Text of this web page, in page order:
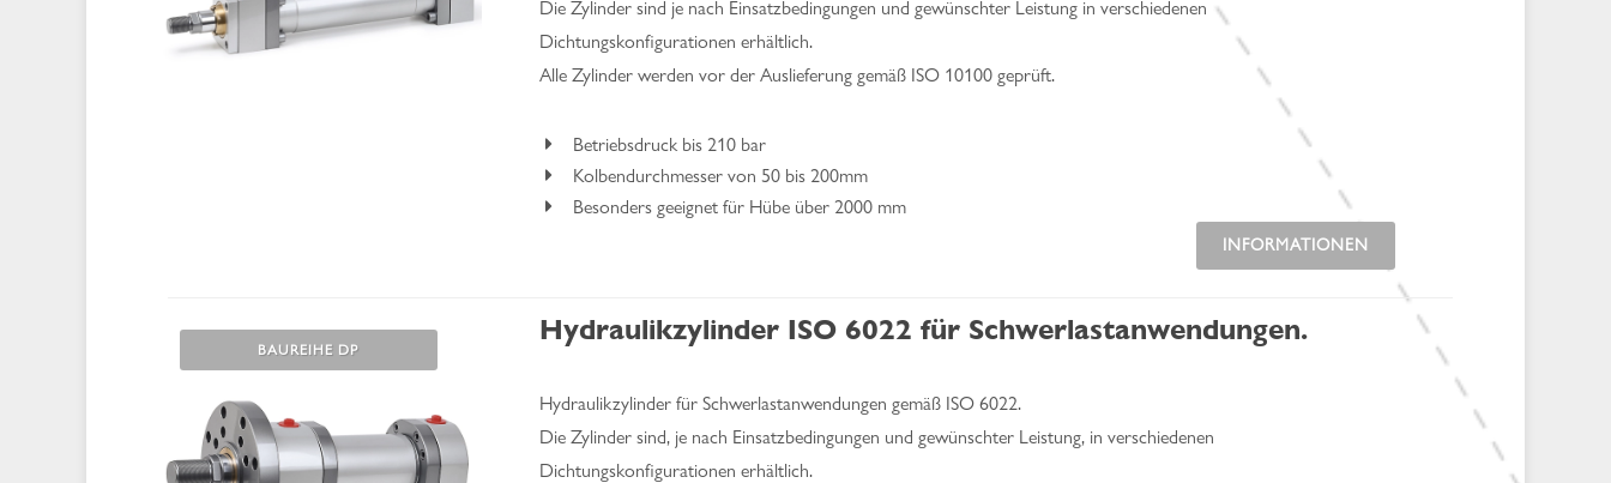
Die Zylinder sind je nach Einsatzbedingungen und gewünschter Leistung in verschiedenen
Dichtungskonfigurationen erhältlich.
Alle Zylinder werden vor der Auslieferung gemäß ISO 10100 geprüft.
Betriebsdruck bis 210 bar
Kolbendurchmesser von 50 bis 200mm
Besonders geeignet für Hübe über 2000 mm
INFORMATIONEN
BAUREIHE DP
Hydraulikzylinder ISO 6022 für Schwerlastanwendungen.
Hydraulikzylinder für Schwerlastanwendungen gemäß ISO 6022.
Die Zylinder sind, je nach Einsatzbedingungen und gewünschter Leistung, in verschiedenen
Dichtungskonfigurationen erhältlich.